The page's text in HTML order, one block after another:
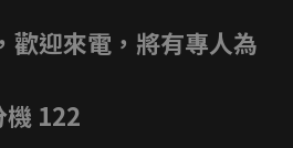
歡迎來電，將有專人為
122